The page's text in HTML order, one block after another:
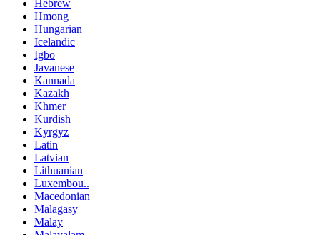
Hebrew
Hmong
Hungarian
Icelandic
Igbo
Javanese
Kannada
Kazakh
Khmer
Kurdish
Kyrgyz
Latin
Latvian
Lithuanian
Luxembou..
Macedonian
Malagasy
Malay